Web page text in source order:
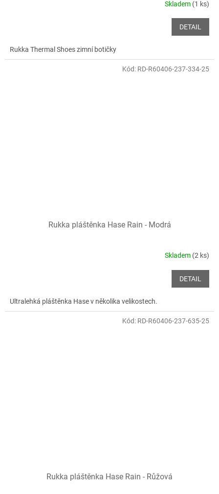
Skladem (1 ks)
DETAIL
Rukka Thermal Shoes zimní botičky
Rukka pláštěnka Hase Rain - Modrá
Skladem (2 ks)
DETAIL
Ultralehká pláštěnka Hase v několika velikostech.
Kód: RD-R60406-237-334-25
Rukka pláštěnka Hase Rain - Růžová
Kód: RD-R60406-237-635-25